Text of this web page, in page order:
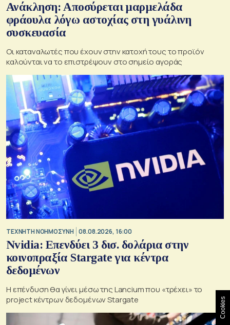
Ανάκληση: Αποσύρεται μαρμελάδα
φράουλα λόγω αστοχίας στη γυάλινη
συσκευασία
Οι καταναλωτές που έχουν στην κατοχή τους το προϊόν
καλούνται να το επιστρέψουν στο σημείο αγοράς
TΕΧΝΗΤΗ ΝΟΗΜΟΣΥΝΗ 08.08.2026, 16:00
Nvidia: Επενδύει 3 δισ. δολάρια στην
κοινοπραξία Stargate για κέντρα
δεδομένων
Η επένδυση θα γίνει μέσω της Lancium που «τρέχει» το
project κέντρων δεδομένων Stargate
Cookies